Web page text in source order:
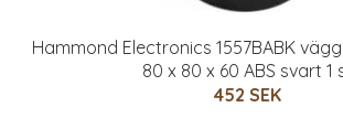
Hammond Electronics 1557BABK
80 x 80 x 60 ABS svart 1
452 SEK